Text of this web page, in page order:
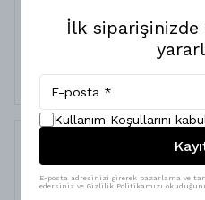
KALİTE.
27 Şubat 2024
Gayet güzel beğendim
beyaz giymeyin pamuklu
Hoodie
3 Aralık 2023
İlk siparişinizde
Kullanım Koşullarını
E-posta adresinizi girerek pazarlama ve
edersiniz ve Gizlilik Politikamızı